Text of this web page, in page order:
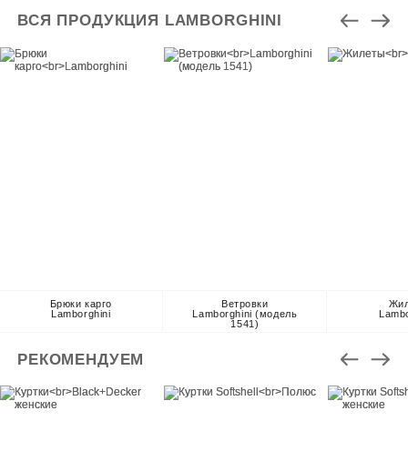
ВСЯ ПРОДУКЦИЯ LAMBORGHINI
Брюки карго
Lamborghini
Ветровки
Lamborghini (модель
1541)
РЕКОМЕНДУЕМ